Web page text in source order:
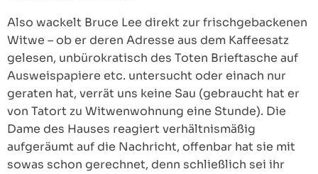
Also wackelt Bruce Lee direkt zur frischgebackenen
Witwe – ob er deren Adresse aus dem Kaffeesatz
gelesen, unbürokratisch des Toten Brieftasche auf
Ausweispapiere etc. untersucht oder einach nur
geraten hat, verrät uns keine Sau (gebraucht hat er
von Tatort zu Witwenwohnung eine Stunde). Die
Dame des Hauses reagiert verhältnismäßig
aufgeräumt auf die Nachricht, offenbar hat sie mit
sowas schon gerechnet, denn schließlich sei ihr